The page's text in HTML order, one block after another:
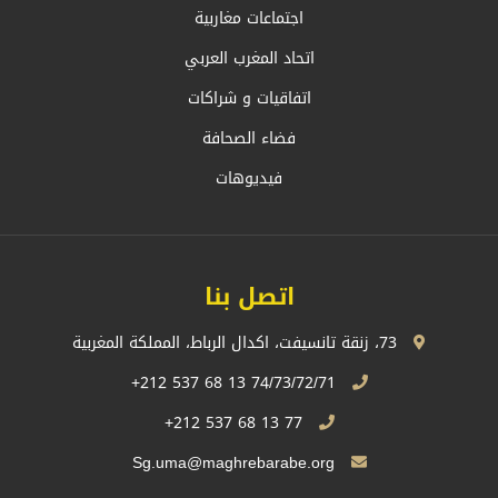
اجتماعات مغاربية
اتحاد المغرب العربي
اتفاقيات و شراكات
فضاء الصحافة
فيديوهات
اتصل بنا
77 13 68 537 212+